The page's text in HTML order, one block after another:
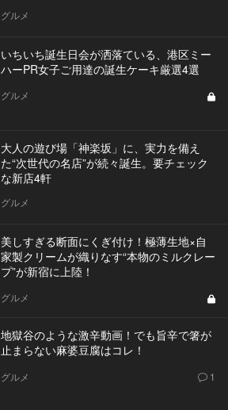
グルメ
いちいち誕生日会が洒落ている、港区ミー
ハーPR女子ご用達の誕生ケーキ厳選4選
グルメ
大人の遊び場「神楽坂」に、実力を備え
た“次世代の名店”が続々誕生。要チェック
な新店4軒
グルメ
美しすぎる断面にくぎ付け！極薄生地×自
家製クリームが織りなす“本物のミルクレー
プ”が新宿に上陸！
グルメ
地獄谷のような激辛動画！でも旨辛で箸が
止まらない麻婆豆腐はコレ！
グルメ 1